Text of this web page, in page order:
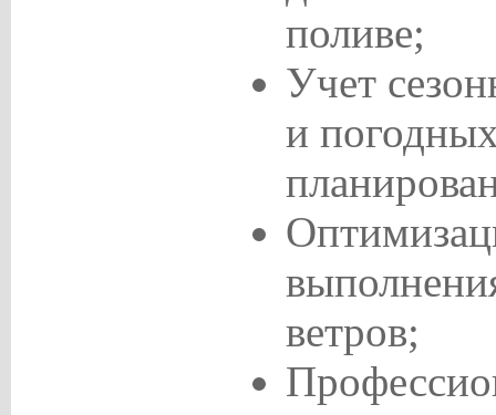
поливе;
Учет
и
ветров;